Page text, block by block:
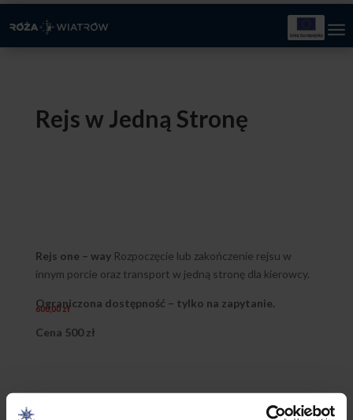
Rejs w Jedną Stronę
600,00zł
Rejs one – wayRozpoczęcie lub zakończenie rejsu w
innym porcie oraz transport w jedną stronę dla kierowcy.
Ograniczona dostępność – tylko na zapytanie.
Cena 500 zł